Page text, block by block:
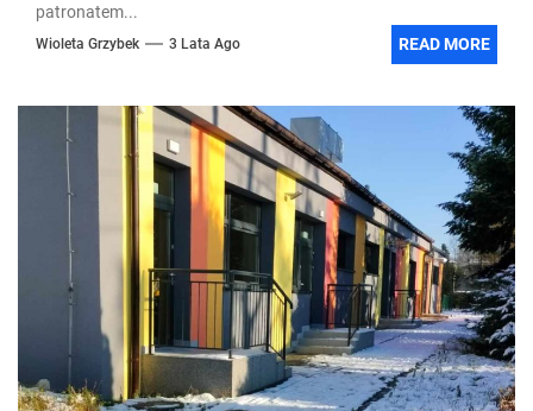
patronatem...
Wioleta Grzybek 3 Lata Ago READ MORE